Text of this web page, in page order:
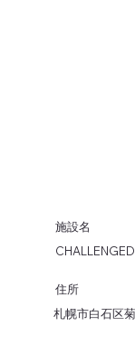
施設名
​住所
札幌市白石区